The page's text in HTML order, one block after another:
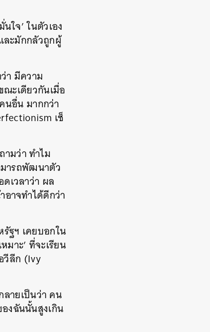
ใจ’ ในตัวเอง
ละมักกลัวถูกผู้
า มีความ
ะเดียวกันเมื่อ
นอื่น มากกว่า
เซ็
ามว่า ทำไม
มารถพัฒนาตัว
เวลาว่า ผล
อาจทำได้ดีกว่า
ฐฯ เคยบอกใน
มาะ’ ที่จะเรียน
วีลีก (Ivy
ายเป็นว่า คน
งฉันนั้นสูงเกิน